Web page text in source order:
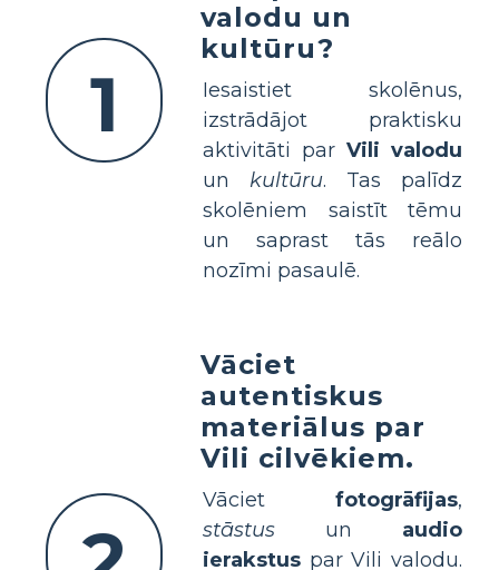
1
valodu un
kultūru?
Iesaistiet skolēnus,
izstrādājot praktisku
aktivitāti par Vili valodu
un kultūru. Tas palīdz
skolēniem saistīt tēmu
un saprast tās reālo
nozīmi pasaulē.
Vāciet
autentiskus
materiālus par
Vili cilvēkiem.
Vāciet fotogrāfijas,
stāstus un audio
ierakstus par Vili valodu.